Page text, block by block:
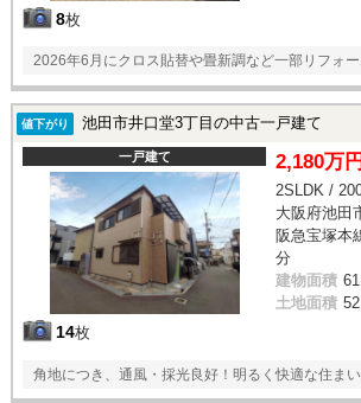
8枚
2026年6月にクロス貼替や畳新調など一部リフォ
値下がり 池田市井口堂3丁目の中古一戸建て
一戸建て
14枚
2,180万円
2SLDK /
大阪府池田
阪急宝塚本
分
建物面積
土地面積
角地につき、通風・採光良好！明るく快適な住まい